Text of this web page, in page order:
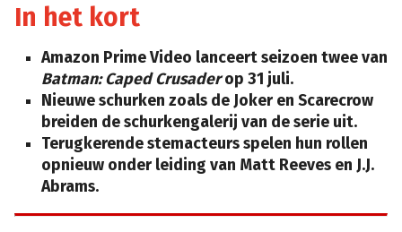
In het kort
Amazon Prime Video lanceert seizoen twee van
Batman: Caped Crusaderop 31 juli.
Nieuwe schurken zoals de Joker en Scarecrow
breiden de schurkengalerij van de serie uit.
Terugkerende stemacteurs spelen hun rollen
opnieuw onder leiding van Matt Reeves en J.J.
Abrams.